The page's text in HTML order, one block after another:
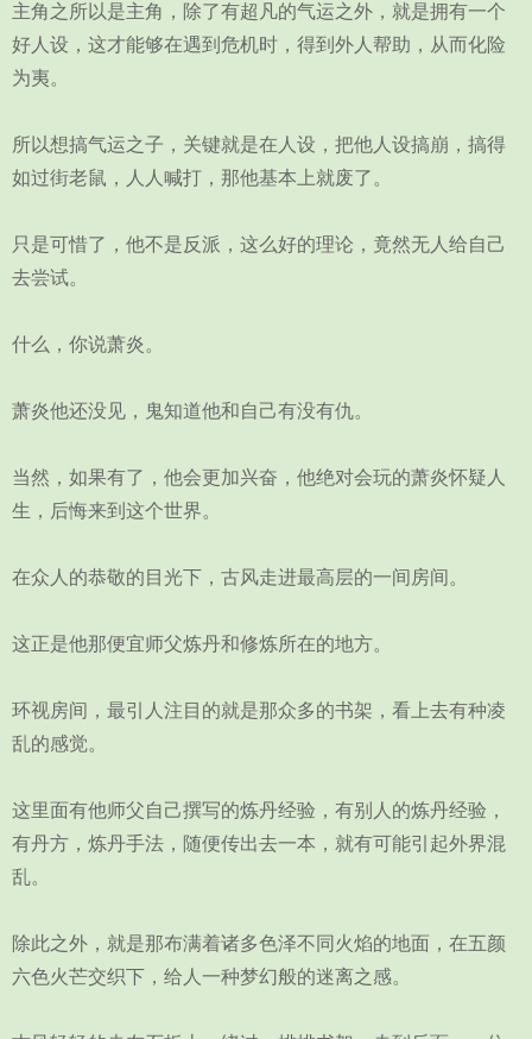
主角之所以是主角，除了有超凡的气运之外，就是拥有一个
好人设，这才能够在遇到危机时，得到外人帮助，从而化险
为夷。
所以想搞气运之子，关键就是在人设，把他人设搞崩，搞得
如过街老鼠，人人喊打，那他基本上就废了。
只是可惜了，他不是反派，这么好的理论，竟然无人给自己
去尝试。
什么，你说萧炎。
萧炎他还没见，鬼知道他和自己有没有仇。
当然，如果有了，他会更加兴奋，他绝对会玩的萧炎怀疑人
生，后悔来到这个世界。
在众人的恭敬的目光下，古风走进最高层的一间房间。
这正是他那便宜师父炼丹和修炼所在的地方。
环视房间，最引人注目的就是那众多的书架，看上去有种凌
乱的感觉。
这里面有他师父自己撰写的炼丹经验，有别人的炼丹经验，
有丹方，炼丹手法，随便传出去一本，就有可能引起外界混
乱。
除此之外，就是那布满着诸多色泽不同火焰的地面，在五颜
六色火芒交织下，给人一种梦幻般的迷离之感。